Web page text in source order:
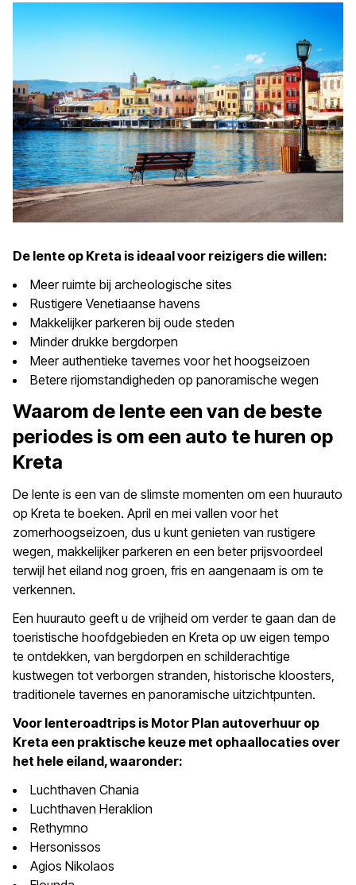
De lente op Kreta is ideaal voor reizigers die willen:
Meer ruimte bij archeologische sites
Rustigere Venetiaanse havens
Makkelijker parkeren bij oude steden
Minder drukke bergdorpen
Meer authentieke tavernes voor het hoogseizoen
Betere rijomstandigheden op panoramische wegen
Waarom de lente een van de beste
periodes is om een auto te huren op
Kreta
De lente is een van de slimste momenten om een huurauto
op Kreta te boeken. April en mei vallen voor het
zomerhoogseizoen, dus u kunt genieten van rustigere
wegen, makkelijker parkeren en een beter prijsvoordeel
terwijl het eiland nog groen, fris en aangenaam is om te
verkennen.
Een huurauto geeft u de vrijheid om verder te gaan dan de
toeristische hoofdgebieden en Kreta op uw eigen tempo
te ontdekken, van bergdorpen en schilderachtige
kustwegen tot verborgen stranden, historische kloosters,
traditionele tavernes en panoramische uitzichtpunten.
Voor lenteroadtrips is Motor Plan autoverhuur op
Kreta een praktische keuze met ophaallocaties over
het hele eiland, waaronder:
Luchthaven Chania
Luchthaven Heraklion
Rethymno
Hersonissos
Agios Nikolaos